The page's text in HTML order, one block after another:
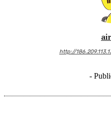
http://
-